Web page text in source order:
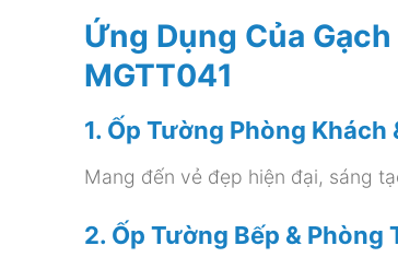
Ứng Dụng Của
MGTT041
1. Ốp Tường Phòng Khách
Mang đến vẻ đẹp hiện đại, sáng
2. Ốp Tường Bếp & Phòng